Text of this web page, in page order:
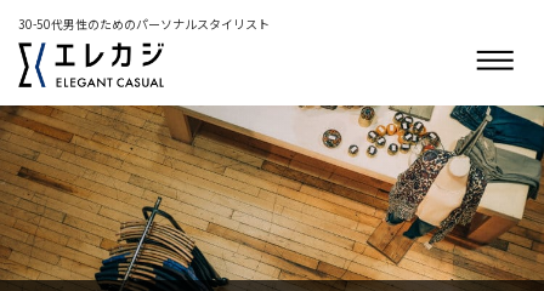
30-50代男性のためのパーソナルスタイリスト